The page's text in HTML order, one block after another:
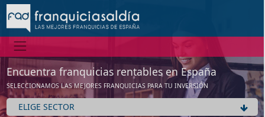
Encuentra franquicias rentables en España
SELECCIONAMOS LAS MEJORES FRANQUICIAS PARA TU INVERSIÓN
Información
No tenemos información de la expansión de esta franquicia
Ver franquicias de Estética / Cosmética / Dietética
Aceptar